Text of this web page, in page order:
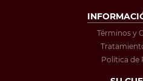
Términos y
Política de